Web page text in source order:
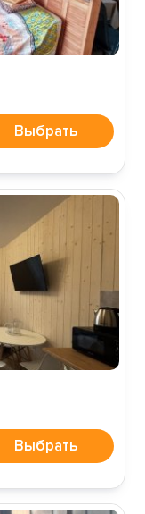
Выбрать
Выбрать